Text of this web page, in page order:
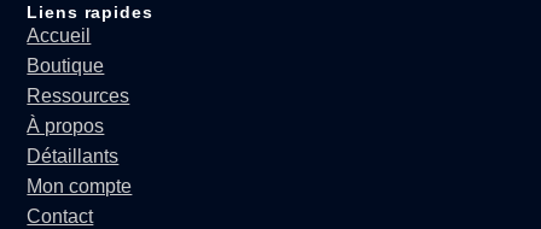
Liens rapides
Accueil
Boutique
Ressources
À propos
Détaillants
Mon compte
Contact